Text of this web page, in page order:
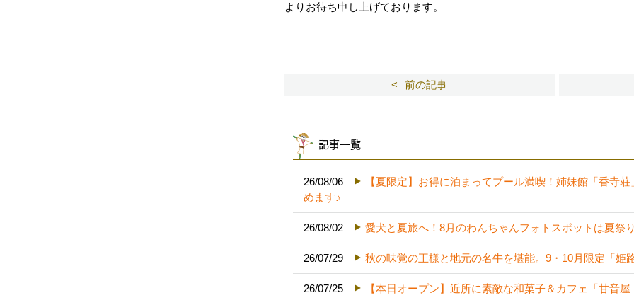
よりお待ち申し上げております。
前の記事
記事一覧
26/08/06
【夏限定】お得に泊まってプール満喫！姉妹館「香寺
めます♪
26/08/02 愛犬と夏旅へ！8月のわんちゃんフォトスポットは夏祭
26/07/29 秋の味覚の王様と地元の名牛を堪能。9・10月限定「姫
26/07/25 【本日オープン】近所に素敵な和菓子＆カフェ「甘音